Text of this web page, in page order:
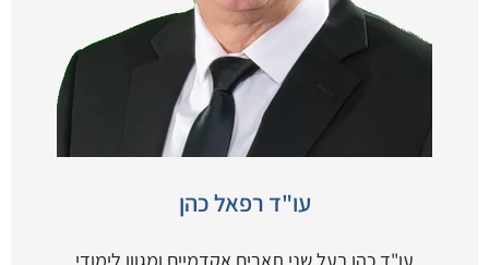
עו"ד רפאל כהן
עו"ד כהן בעל שני תארים אקדמיים ומגוון לימודי